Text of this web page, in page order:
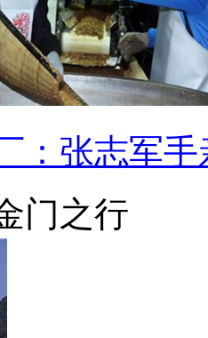
：张志军
门之行